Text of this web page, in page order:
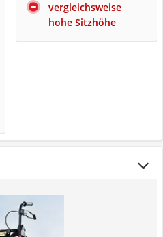
vergleichsweise
hohe Sitzhöhe